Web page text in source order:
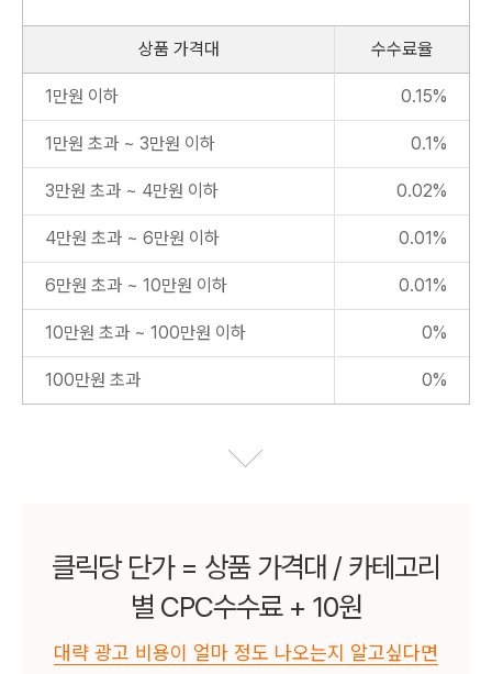
상품 가격대 수수료율
1만원 이하 0.15%
1만원 초과 ~ 3만원 이하 0.1%
3만원 초과 ~ 4만원 이하 0.02%
4만원 초과 ~ 6만원 이하 0.01%
6만원 초과 ~ 10만원 이하 0.01%
10만원 초과 ~ 100만원 이하 0%
100만원 초과 0%
클릭당 단가 = 상품 가격대 / 카테고리
별 CPC수수료 + 10원
대략 광고 비용이 얼마 정도 나오는지 알고싶다면